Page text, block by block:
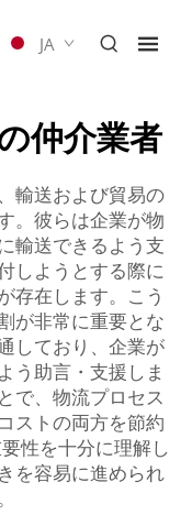
JA
仲介業者
輸送および貿易の
。彼らは企業が物
輸送できるよう支
しようとする際に
存在します。こう
が非常に重要とな
しており、企業が
う助言・支援しま
で、物流プロセス
ストの両方を節約
性を十分に理解し
を容易に進められ